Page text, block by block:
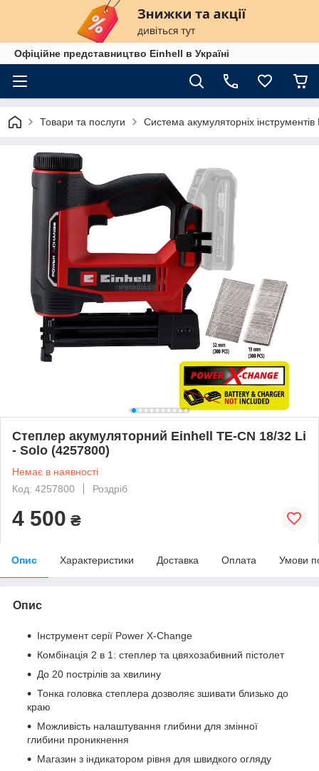
Офіційне представництво Einhell в Україні
Товари та послуги Система акумуляторніх
Степлер акумуляторний Einhell TE-CN 18/32 Li
- Solo (4257800)
Немає в наявності
Код: 4257800
Роздріб
4 500 ₴
Опис Характеристики Доставка Оплата Умови
Опис
Інструмент серії Power X-Change
Комбінація 2 в 1: степлер та цвяхозабивний пістолет
До 20 пострілів за хвилину
Тонка головка степлера дозволяє зшивати близько до
краю
Можливість налаштування глибини для змінної
глибини проникнення
Магазин з індикатором рівня для швидкого огляду